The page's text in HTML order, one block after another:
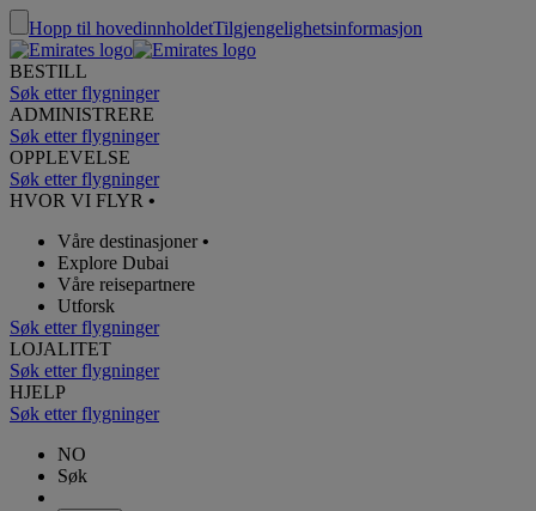
Hopp til hovedinnholdetTilgjengelighetsinformasjon
BESTILL
Søk etter flygninger
ADMINISTRERE
Søk etter flygninger
OPPLEVELSE
Søk etter flygninger
HVOR VI FLYR •
Våre destinasjoner •
Explore Dubai
Våre reisepartnere
Utforsk
Søk etter flygninger
LOJALITET
Søk etter flygninger
HJELP
Søk etter flygninger
NO
Søk